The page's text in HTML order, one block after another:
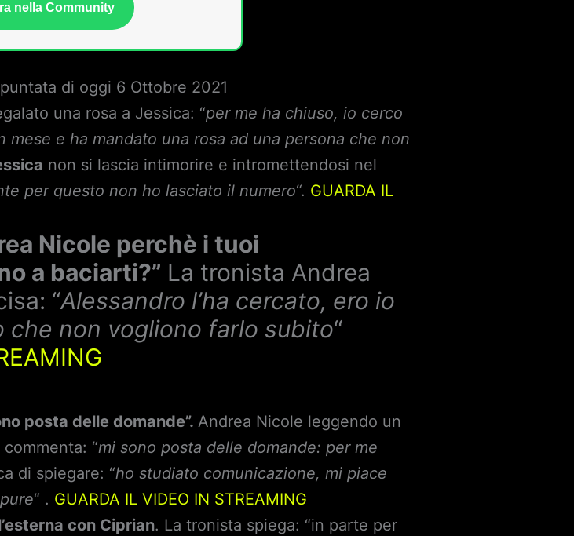
nella Community
di oggi 6 Ottobre 2021
una rosa a Jessica: “per me ha chiuso, io cerco
mese e ha mandato una rosa ad una persona che non
non si lascia intimorire e intromettendosi nel
per questo non ho lasciato il numero“. GUARDA IL
Nicole perchè i tuoi
a baciarti?” La tronista Andrea
“Alessandro l’ha cercato, ero io
che non vogliono farlo subito“
posta delle domande”.Andrea Nicole leggendo un
“mi sono posta delle domande: per me
di spiegare: “ho studiato comunicazione, mi piace
“ . GUARDA IL VIDEO IN STREAMING
con Ciprian. La tronista spiega: “in parte per